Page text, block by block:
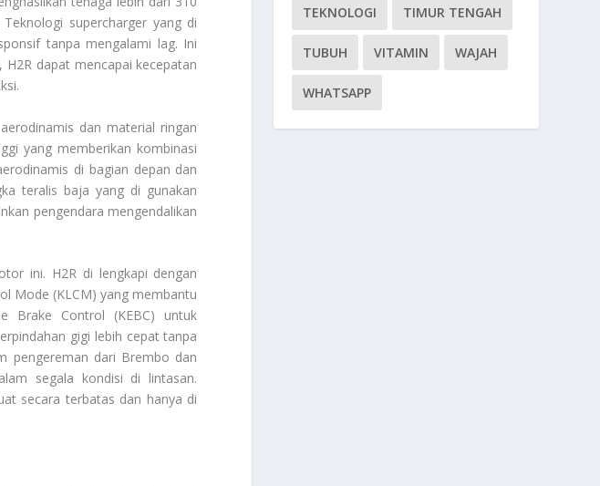
supercharger yang di
tanpa mengalami lag. Ini
dapat mencapai kecepatan
dan material ringan
yang memberikan kombinasi
di bagian depan dan
teralis baja yang di gunakan
pengendara mengendalikan
ini. H2R di lengkapi dengan
Mode (KLCM) yang membantu
Brake Control (KEBC) untuk
gigi lebih cepat tanpa
pengereman dari Brembo dan
segala kondisi di lintasan.
secara terbatas dan hanya di
TEKNOLOGI TIMUR TENGAH
TUBUH VITAMIN WAJAH
WHATSAPP